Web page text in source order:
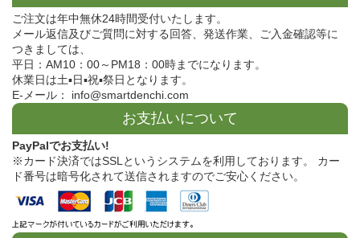
ご注文は年中無休24時間受付いたします。
メール返信及びご質問に対する回答、発送作業、ご入金確認等に
つきましては、
平日：AM10：00～PM18：00時までになります。
休業日は土▪日▪祝▪祭日となります。
E-メール： info@smartdenchi.com
お支払いについて
PayPalでお支払い!
※カード決済ではSSLというシステムを利用しております。 カー
ド番号は暗号化されて送信されますのでご安心ください。